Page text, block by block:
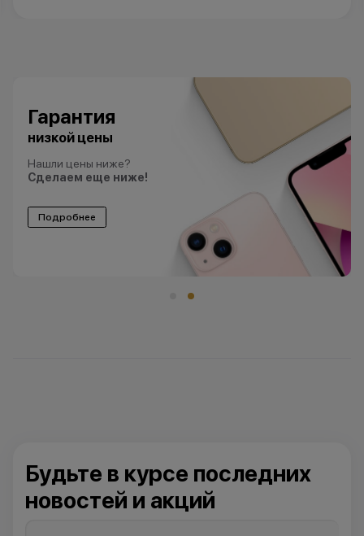
Гарантия
низкой цены
Нашли цены ниже?
Сделаем еще ниже!
Подробнее
Будьте в курсе последних
новостей и акций